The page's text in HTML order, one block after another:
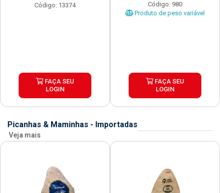
Código: 13374
FAÇA SEU
LOGIN
Código: 980
Produto de peso variável
FAÇA SEU
LOGIN
Picanhas & Maminhas - Importadas
Veja mais